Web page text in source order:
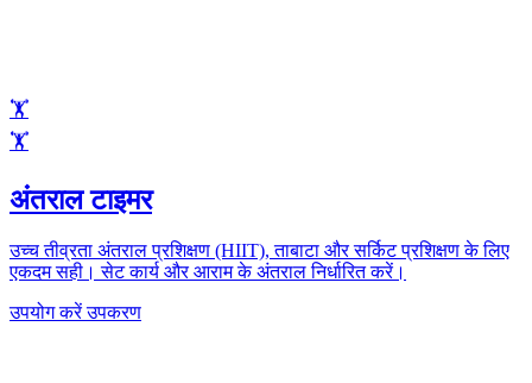
🏋️
🏋️
अंतराल टाइमर
उच्च तीव्रता अंतराल प्रशिक्षण (HIIT), ताबाटा और सर्किट प्रशिक्षण के लिए
एकदम सही। सेट कार्य और आराम के अंतराल निर्धारित करें।
उपयोग करें उपकरण